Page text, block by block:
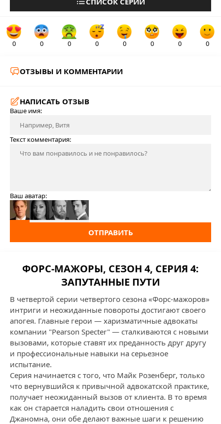
0 0 0 0 0 0 0 0
ОТЗЫВЫ И КОММЕНТАРИИ
НАПИСАТЬ ОТЗЫВ
Ваше имя:
Текст комментария:
Ваш аватар:
ОТПРАВИТЬ
ФОРС-МАЖОРЫ, СЕЗОН 4, СЕРИЯ 4:
ЗАПУТАННЫЕ ПУТИ
В четвертой серии четвертого сезона «Форс-мажоров»
интриги и неожиданные повороты достигают своего
апогея. Главные герои — харизматичные адвокаты
компании "Pearson Specter" — сталкиваются с новыми
вызовами, которые ставят их преданность друг другу
и профессиональные навыки на серьезное
испытание.
Серия начинается с того, что Майк Розенберг, только
что вернувшийся к привычной адвокатской практике,
получает неожиданный вызов от клиента. В то время
как он старается наладить свои отношения с
Джаномна, они обе делают важные шаги к решению